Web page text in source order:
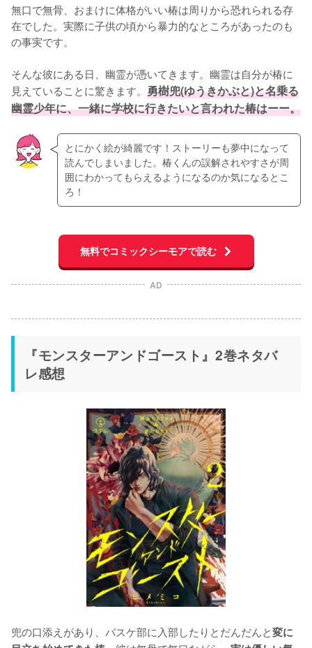
無口で無骨、おまけに体格がいい椿は周りから恐れられる存
在でした。実際に子供の頃から暴力的なところがあったのも
の事実です。
そんな彼にある日、幽霊が憑いてきます。幽霊は自分が椿に
見えていることに驚きます。 勇樹兜(ゆうきかぶと)と名乗る
幽霊少年に、一緒に学校に行きたいと言われた椿はーー。
とにかく絵が綺麗です！ストーリーも夢中になって
読んでしまいました。椿くんの誤解されやすさが周
囲にわかってもらえるようになるのか気になるとこ
ろ！
無料でコミックシーモアで読む
AD
『モンスターアンドゴースト』2巻ネタバ
レ感想
兜の口添えがあり、バスケ部に入部したりとだんだんと変に